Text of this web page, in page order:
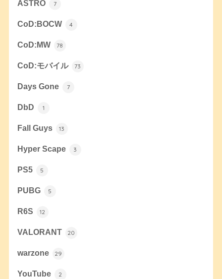
ASTRO 7
CoD:BOCW 4
CoD:MW 78
CoD:モバイル 73
Days Gone 7
DbD 1
Fall Guys 13
Hyper Scape 3
PS5 5
PUBG 5
R6S 12
VALORANT 20
warzone 29
YouTube 2